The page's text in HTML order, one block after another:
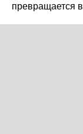
превращается